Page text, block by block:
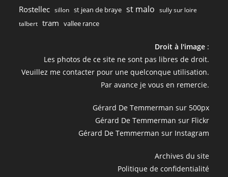
Rostellec sillon st jean de braye st malo sully sur loire
talbert tram vallee rance
Droit à l'image:
Les photos de ce site ne sont pas libres de droit.
Veuillez me contacter pour une quelconque utilisation.
Par avance je vous en remercie.
Gérard De Temmerman sur 500px
Gérard De Temmerman sur Flickr
Gérard De Temmerman sur Instagram
Archives du site
Politique de confidentialité